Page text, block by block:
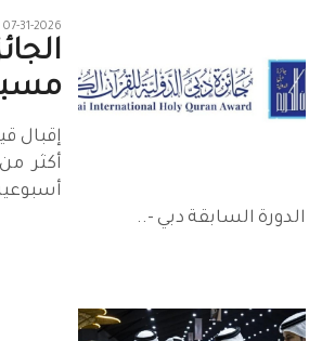
07-31-2026
إقبال
الدورة السابقة دبي -..